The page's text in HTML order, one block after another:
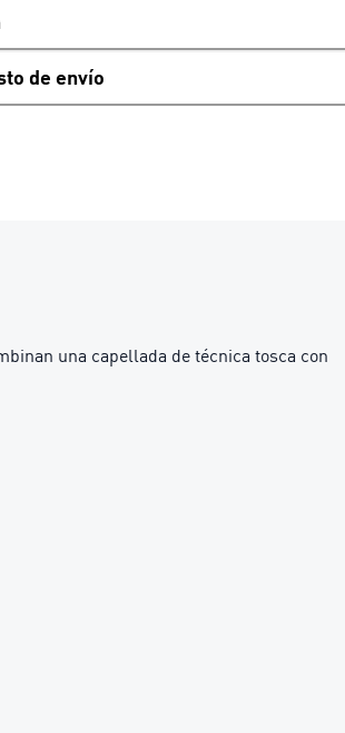
de envío
una capellada de técnica tosca con